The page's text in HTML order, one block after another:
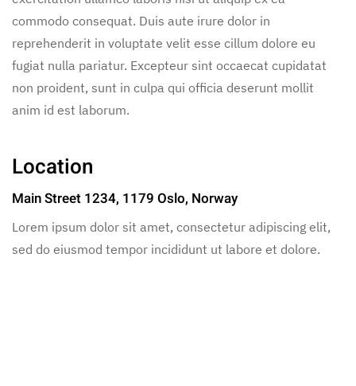
commodo consequat. Duis aute irure dolor in
reprehenderit in voluptate velit esse cillum dolore eu
fugiat nulla pariatur. Excepteur sint occaecat cupidatat
non proident, sunt in culpa qui officia deserunt mollit
anim id est laborum.
Location
Main Street 1234, 1179 Oslo, Norway
Lorem ipsum dolor sit amet, consectetur adipiscing elit,
sed do eiusmod tempor incididunt ut labore et dolore.